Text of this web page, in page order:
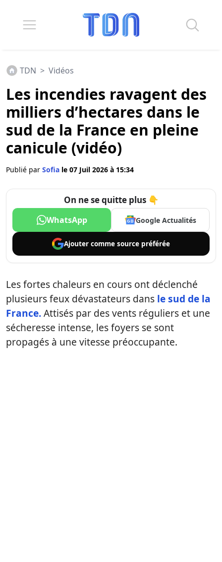
TDN > Vidéos
Les incendies ravagent des
milliers d’hectares dans le
sud de la France en pleine
canicule (vidéo)
Publié par Sofia le 07 Juil 2026 à 15:34
On ne se quitte plus 👇
WhatsApp Google Actualités
Ajouter comme source préférée
Les fortes chaleurs en cours ont déclenché
plusieurs feux dévastateurs dans le sud de la
France.Attisés par des vents réguliers et une
sécheresse intense, les foyers se sont
propagés à une vitesse préoccupante.